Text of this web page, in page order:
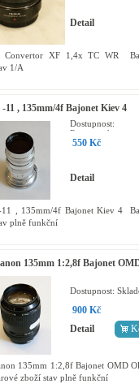
Detail
Convertor XF 1,4x TC WR
1/A
11 , 135mm/4f Bajonet Kiev 4
Dostupnost:
Rezervováno
550 Kč
Detail
11 , 135mm/4f Bajonet Kiev 4
plně funkční
135mm 1:2,8f Bajonet
M
Dostupnost:
900 Kč
Detail
135mm 1:2,8f Bajonet OMD
zboží stav plně funkční